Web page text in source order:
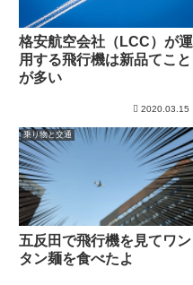
格安航空会社（LCC）が運
用する飛行機は新品てこと
が多い
2020.03.15
乗り物と交通
五反田で飛行機を見てワン
タン麺を食べたよ